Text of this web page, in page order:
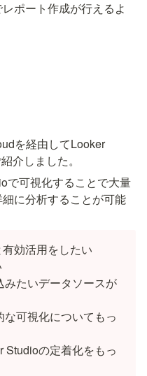
ポート作成が行えるよ
を経由してLooker
介しました。
で可視化することで大量
に分析することが可能
効活用をしたい
みたいデータソースが
な可視化についてもっ
Studioの定着化をもっ